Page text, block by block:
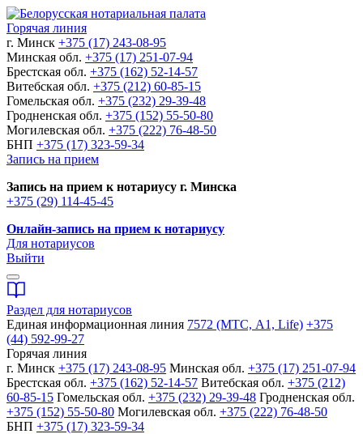
Горячая линия
г. Минск +375 (17) 243-08-95
Минская обл. +375 (17) 251-07-94
Брестская обл. +375 (162) 52-14-57
Витебская обл. +375 (212) 60-85-15
Гомельская обл. +375 (232) 29-39-48
Гродненская обл. +375 (152) 55-50-80
Могилевская обл. +375 (222) 76-48-50
БНП +375 (17) 323-59-34
Запись на прием
Запись на прием к нотариусу г. Минска
+375 (29) 114-45-45
Онлайн-запись на прием к нотариусу
Для нотариусов
Выйти
Раздел для нотариусов
Единая информационная линия 7572 (МТС, A1, Life) +375
(44) 592-99-27
Горячая линия
г. Минск +375 (17) 243-08-95 Минская обл. +375 (17) 251-07-94
Брестская обл. +375 (162) 52-14-57 Витебская обл. +375 (212)
60-85-15 Гомельская обл. +375 (232) 29-39-48 Гродненская обл.
+375 (152) 55-50-80 Могилевская обл. +375 (222) 76-48-50
БНП +375 (17) 323-59-34